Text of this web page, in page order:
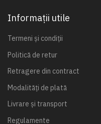
Informații utile
Termeni și condiții
Politică de retur
Retragere din contract
Modalități de plată
Livrare și transport
Regulamente